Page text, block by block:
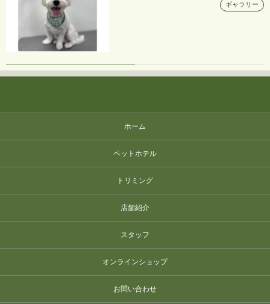
ギャラリー
ホーム
ペットホテル
トリミング
店舗紹介
スタッフ
オンラインショップ
お問い合わせ